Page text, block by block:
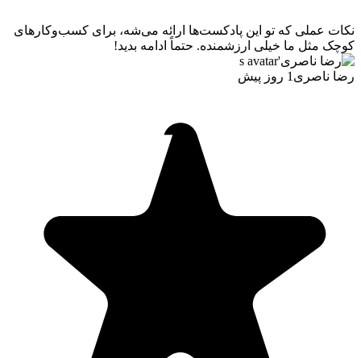
نکات عملی که تو این پادکست‌ها ارائه می‌شه، برای کسب‌وکارهای
کوچک مثل ما خیلی ارزشمنده. حتماً ادامه بدید!
رضا ناصری 1 روز پیش